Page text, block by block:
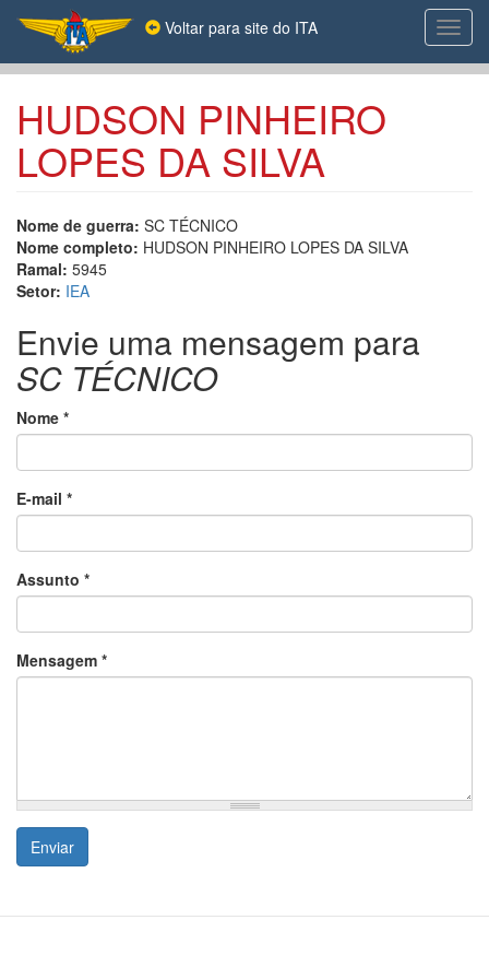
para
conteúdo
Voltar para site do ITA
HUDSON PINHEIRO
LOPES DA SILVA
Nome de guerra: SC TÉCNICO
Nome completo: HUDSON PINHEIRO LOPES DA SILVA
Ramal: 5945
Setor: IEA
Envie uma mensagem para
SC TÉCNICO
Nome *
E-mail *
Assunto *
Mensagem *
Enviar